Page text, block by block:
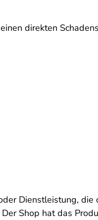
direkten
Dienstleistung, die
Shop hat das